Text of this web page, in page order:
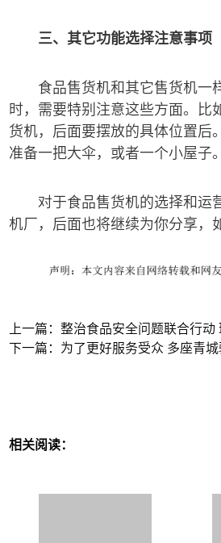
三、其它功能选择注意事项
食品售货机和其它售货机一
时，需要特别注意这些方面。
货机，后面要摆放的具体位置
准备一把大伞，或者一个小屋子。
对于食品售货机的选择和运
机厂，后面也将继续为你分享，
上一篇：整治食品安全问题联合行
下一篇：为了更好服务受众 多座青
相关阅读：